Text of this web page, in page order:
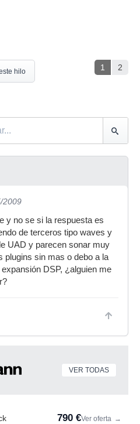
1 2
hilo
2009
y no se si la respuesta es
de terceros tipo waves y
UAD y parecen sonar muy
plugins sin mas o debo a la
DSP, ¿alguien me
VER TODAS
790 €Ver oferta →